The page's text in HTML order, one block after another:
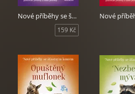
Nové příběhy se šťastným koncem - Poraněný sokol
159 Kč